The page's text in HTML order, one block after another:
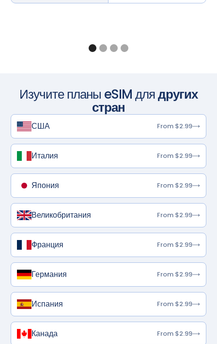
Изучите планы eSIM длядругих
стран
США From $2.99
Италия From $2.99
Япония From $2.99
Великобритания From $2.99
Франция From $2.99
Германия From $2.99
Испания From $2.99
Канада From $2.99